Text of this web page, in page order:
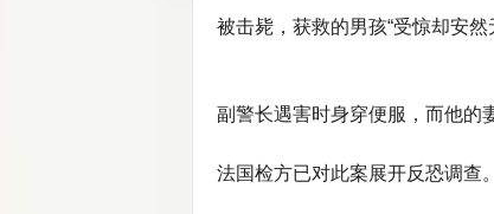
被击毙，获救的男孩“受惊却安然
副警长遇害时身穿便服，而他的
法国检方已对此案展开反恐调查。